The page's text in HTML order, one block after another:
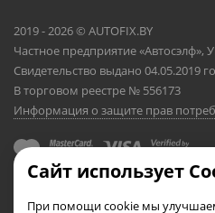
2019 - 2026 © AUTOFIX.BY
Частное предприятие «Автосэлф»,
Свидетельство выдано 04.05.2019
В торговом реестре № 556173
Информация о защите прав
Сайт использует
При помощи cookie мы